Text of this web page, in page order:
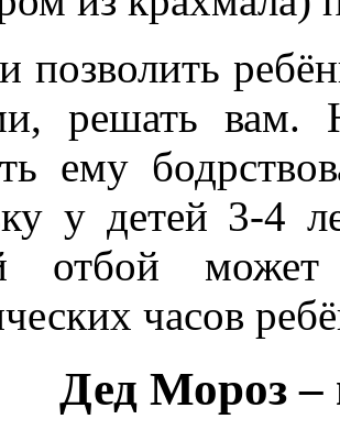
позволить
решать вам.
ему
у детей 3-4
отбой
часов
Дед Мороз –